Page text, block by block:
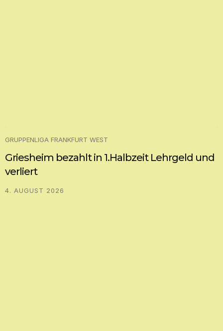
GRUPPENLIGA FRANKFURT WEST
Griesheim bezahlt in 1.Halbzeit Lehrgeld und
verliert
4. AUGUST 2026